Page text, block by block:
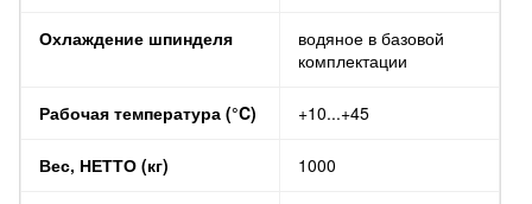
Охлаждение шпинделя
водяное в базовой
комплектации
Рабочая температура (°C) +10...+45
Вес, НЕТТО (кг) 1000